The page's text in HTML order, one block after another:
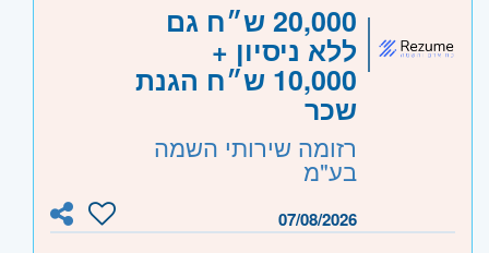
20,000 ש״ח גם
ללא ניסיון +
10,000 ש״ח הגנת
שכר
רזומה שירותי השמה
בע"מ
07/08/2026